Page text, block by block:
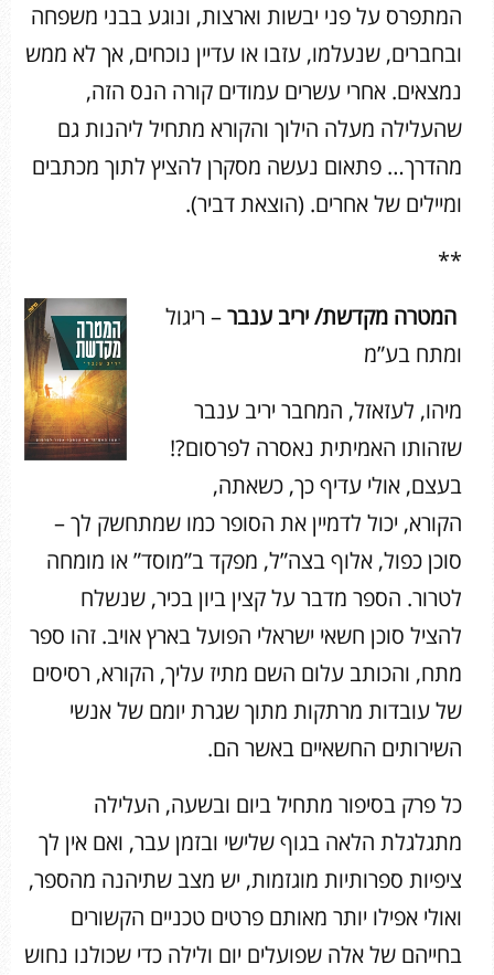
המתפרס על פני יבשות וארצות, ונוגע בבני משפחה
ובחברים, שנעלמו, עזבו או עדיין נוכחים, אך לא ממש
נמצאים. אחרי עשרים עמודים קורה הנס הזה,
שהעלילה מעלה הילוך והקורא מתחיל ליהנות גם
מהדרך… פתאום נעשה מסקרן להציץ לתוך מכתבים
ומיילים של אחרים. (הוצאת דביר).
**
המטרה מקדשת/ יריב ענבר– ריגול
ומתח בע”מ
מיהו, לעזאזל, המחבר יריב ענבר
שזהותו האמיתית נאסרה לפרסום?!
בעצם, אולי עדיף כך, כשאתה,
הקורא, יכול לדמיין את הסופר כמו שמתחשק לך –
סוכן כפול, אלוף בצה”ל, מפקד ב”מוסד” או מומחה
לטרור. הספר מדבר על קצין ביון בכיר, שנשלח
להציל סוכן חשאי ישראלי הפועל בארץ אויב. זהו ספר
מתח, והכותב עלום השם מתיז עליך, הקורא, רסיסים
של עובדות מרתקות מתוך שגרת יומם של אנשי
השירותים החשאיים באשר הם.
כל פרק בסיפור מתחיל ביום ובשעה, העלילה
מתגלגלת הלאה בגוף שלישי ובזמן עבר, ואם אין לך
ציפיות ספרותיות מוגזמות, יש מצב שתיהנה מהספר,
ואולי אפילו יותר מאותם פרטים טכניים הקשורים
בחייהם של אלה שפועלים יום ולילה כדי שכולנו נחוש